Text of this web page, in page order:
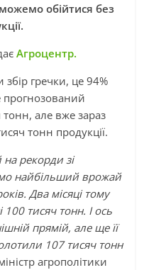
обійтися без
Агроцентр.
гречки, це 94%
прогнозований
але вже зараз
тонн продукції.
на рекорди зі
найбільший врожай
Два місяці тому
тисяч тонн. І ось
прямій, але ще її
107 тисяч тонн
агрополітики